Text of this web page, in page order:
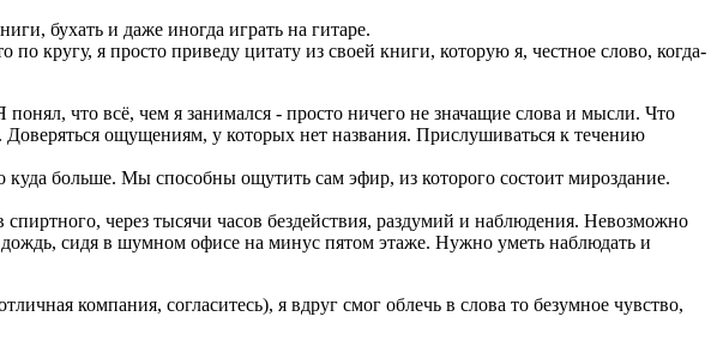
бухать и даже иногда играть на гитаре.
кругу, я просто приведу цитату из своей книги, которую я, честное слово, когда-
что всё, чем я занимался - просто ничего не значащие слова и мысли. Что
ощущениям, у которых нет названия. Прислушиваться к течению
больше. Мы способны ощутить сам эфир, из которого состоит мироздание.
спиртного, через тысячи часов бездействия, раздумий и наблюдения. Невозможно
сидя в шумном офисе на минус пятом этаже. Нужно уметь наблюдать и
компания, согласитесь), я вдруг смог облечь в слова то безумное чувство,